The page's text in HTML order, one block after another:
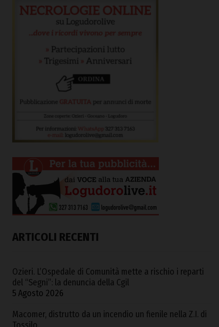
ARTICOLI RECENTI
Ozieri. L’Ospedale di Comunità mette a rischio i reparti
del “Segni”: la denuncia della Cgil
5 Agosto 2026
Macomer, distrutto da un incendio un fienile nella Z.I. di